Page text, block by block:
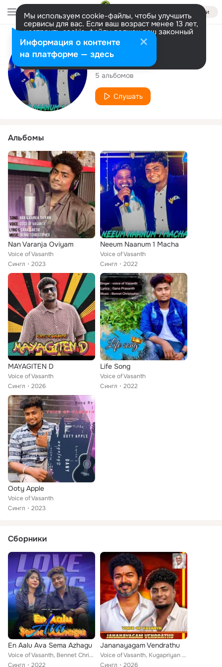
Войти
Мы используем cookie-файлы, чтобы улучшить
сервисы для вас. Если ваш возраст менее 13 лет,
настроить cookie-файлы должен ваш законный
представитель. Больше информации
Разрешить все Настроить
Исполнитель
Voice of Vasanth
5 альбомов
Слушать
Альбомы
Nan Varanja Oviyam
Voice of Vasanth
Сингл
2023
Neeum Naanum 1 Macha
Voice of Vasanth
Сингл
2022
MAYAGITEN D
Voice of Vasanth
Сингл
2026
Life Song
Voice of Vasanth
Сингл
2022
Ooty Apple
Voice of Vasanth
Сингл
2023
Сборники
En Aalu Ava Sema Azhagu
Voice of Vasanth, Bennet Christopher
Сингл
2022
Jananayagam Vendrathu
Voice of Vasanth, Kugapriyan MJK, Hari Prabha
Сингл
2026
Информация о контенте
на платформе — здесь